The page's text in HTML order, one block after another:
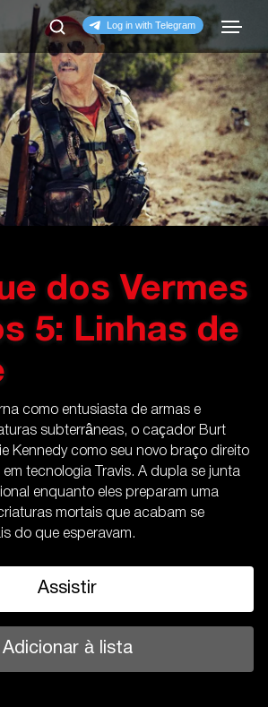
dos Vermes
5: Linhas de
como entusiasta de armas e
subterrâneas, o caçador Burt
Kennedy como seu novo braço direito
tecnologia Travis. A dupla se junta
enquanto eles preparam uma
mortais que acabam se
do que esperavam.
Assistir
Adicionar à lista